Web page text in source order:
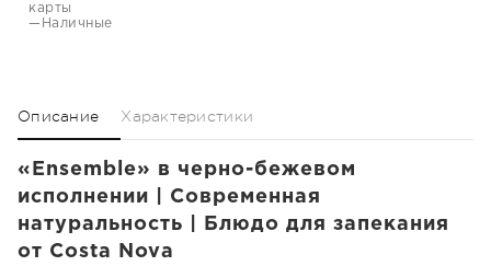
карты
—Наличные
Описание Характеристики
«Ensemble» в черно-бежевом
исполнении | Современная
натуральность | Блюдо для запекания
от Costa Nova